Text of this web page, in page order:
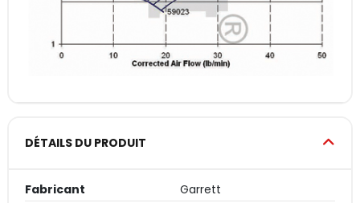
DÉTAILS DU PRODUIT
Fabricant
Garrett